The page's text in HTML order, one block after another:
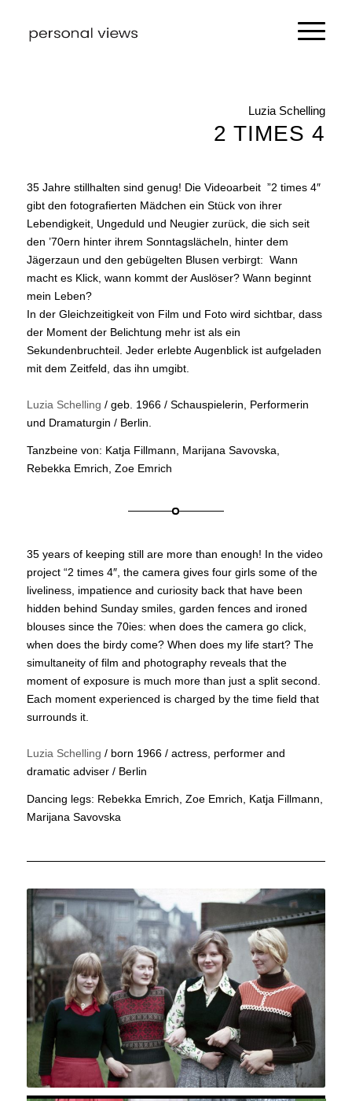
Luzia Schelling
2 TIMES 4
35 Jahre stillhalten sind genug! Die Videoarbeit ”2 times 4″
gibt den fotografierten Mädchen ein Stück von ihrer
Lebendigkeit, Ungeduld und Neugier zurück, die sich seit
den ’70ern hinter ihrem Sonntagslächeln, hinter dem
Jägerzaun und den gebügelten Blusen verbirgt: Wann
macht es Klick, wann kommt der Auslöser? Wann beginnt
mein Leben?
In der Gleichzeitigkeit von Film und Foto wird sichtbar, dass
der Moment der Belichtung mehr ist als ein
Sekundenbruchteil. Jeder erlebte Augenblick ist aufgeladen
mit dem Zeitfeld, das ihn umgibt.
Luzia Schelling / geb. 1966 / Schauspielerin, Performerin
und Dramaturgin / Berlin.
Tanzbeine von: Katja Fillmann, Marijana Savovska,
Rebekka Emrich, Zoe Emrich
35 years of keeping still are more than enough! In the video
project “2 times 4″, the camera gives four girls some of the
liveliness, impatience and curiosity back that have been
hidden behind Sunday smiles, garden fences and ironed
blouses since the 70ies: when does the camera go click,
when does the birdy come? When does my life start? The
simultaneity of film and photography reveals that the
moment of exposure is much more than just a split second.
Each moment experienced is charged by the time field that
surrounds it.
Luzia Schelling / born 1966 / actress, performer and
dramatic adviser / Berlin
Dancing legs: Rebekka Emrich, Zoe Emrich, Katja Fillmann,
Marijana Savovska